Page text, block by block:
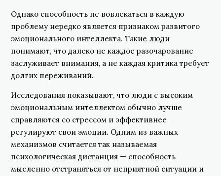
Однако способность не вовлекаться в каждую
проблему нередко является признаком развитого
эмоционального интеллекта. Такие люди
понимают, что далеко не каждое разочарование
заслуживает внимания, а не каждая критика требует
долгих переживаний.
Исследования показывают, что люди с высоким
эмоциональным интеллектом обычно лучше
справляются со стрессом и эффективнее
регулируют свои эмоции. Одним из важных
механизмов считается так называемая
психологическая дистанция — способность
мысленно отстраняться от неприятной ситуации и